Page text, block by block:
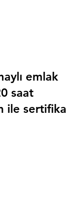
emlak
saat
ile sertifika